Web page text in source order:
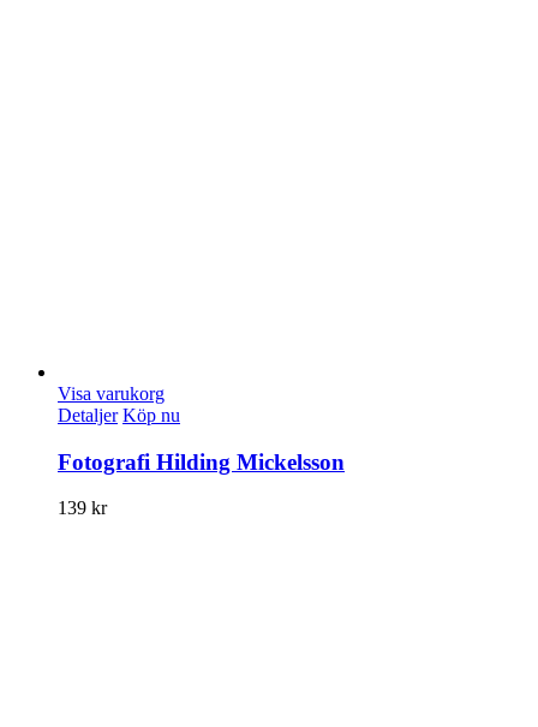
Visa varukorg
Detaljer Köp nu
Fotografi Hilding Mickelsson
139 kr